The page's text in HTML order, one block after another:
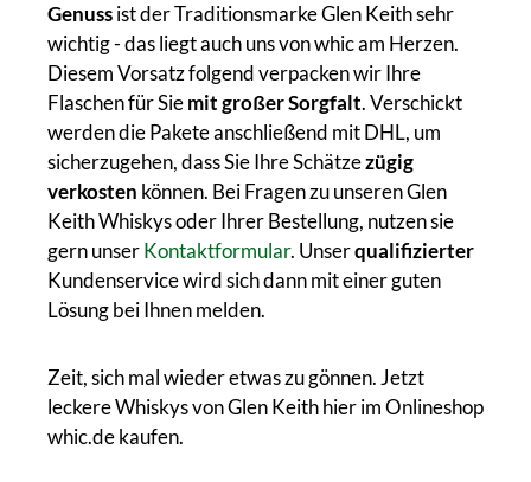
Genussist der Traditionsmarke Glen Keith sehr
wichtig - das liegt auch uns von whic am Herzen.
Diesem Vorsatz folgend verpacken wir Ihre
Flaschen für Siemit großer Sorgfalt. Verschickt
werden die Pakete anschließend mit DHL, um
sicherzugehen, dass Sie Ihre Schätzezügig
verkosten können. Bei Fragen zu unseren Glen
Keith Whiskys oder Ihrer Bestellung, nutzen sie
gern unserKontaktformular. Unserqualifizierter
Kundenservice wird sich dann mit einer guten
Lösung bei Ihnen melden.
Zeit, sich mal wieder etwas zu gönnen. Jetzt
leckere Whiskys von Glen Keith hier im Onlineshop
whic.de kaufen.